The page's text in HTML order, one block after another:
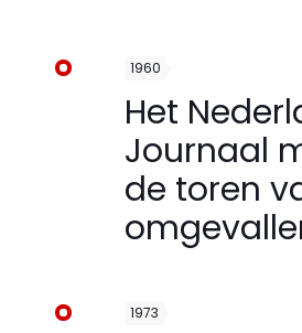
1960
Het
Journaal
de toren
1973